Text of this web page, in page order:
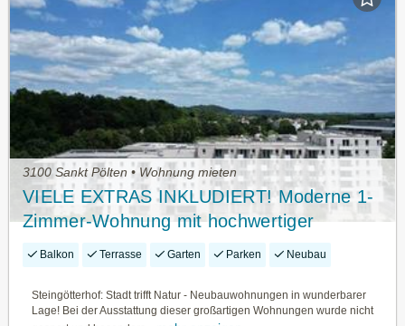
3100 Sankt Pölten • Wohnung mieten
VIELE EXTRAS INKLUDIERT! Moderne 1-
Zimmer-Wohnung mit hochwertiger
Ausstattung INKLUSIVE KÜHLUNG -
Balkon Terrasse Garten Parken Neubau
Steingötterhof: Stadt trifft Natur - Neubauwohnungen in wunderbarer
Lage! Bei der Ausstattung dieser großartigen Wohnungen wurde nicht